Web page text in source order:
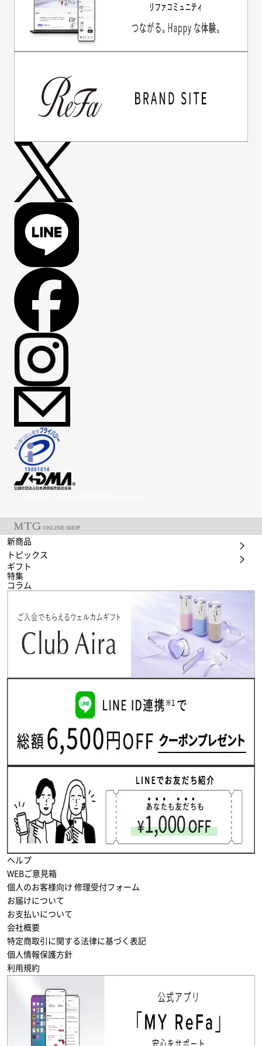
新商品
トピックス
ギフト
特集
コラム
ヘルプ
WEBご意見箱
個人のお客様向け 修理受付フォーム
お届けについて
お支払いについて
会社概要
特定商取引に関する法律に基づく表記
個人情報保護方針
利用規約